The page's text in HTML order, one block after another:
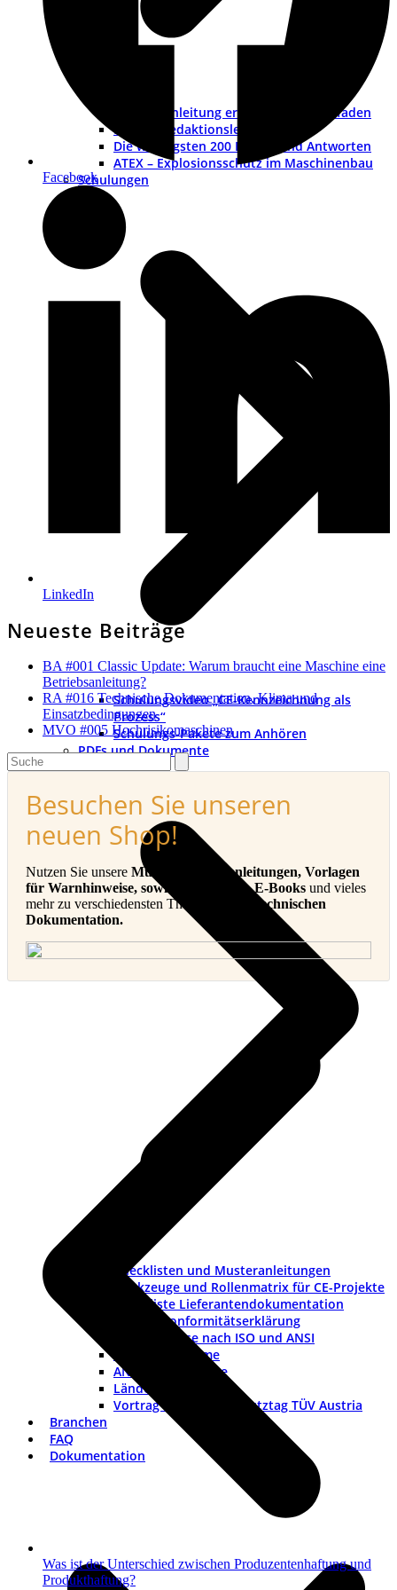
Betriebsanleitung erstellen – ein Leitfaden
Muster-Redaktionsleitfaden
Die wichtigsten 200 Fragen und Antworten
ATEX – Explosionsschutz im Maschinenbau
Schulungen
Schulungsvideo „CE-Kennzeichnung als
Prozess“
Schulungs-Pakete zum Anhören
PDFs und Dokumente
Checklisten und Musteranleitungen
Werkzeuge und Rollenmatrix für CE-Projekte
Checkliste Lieferantendokumentation
Muster-Konformitätserklärung
Warnhinweise nach ISO und ANSI
ISO-Piktogramme
ANSI-Piktogramme
Länderkennzeichen
Vortrag Explosionsschutztag TÜV Austria
Branchen
FAQ
Dokumentation
Facebook
LinkedIn
Neueste Beiträge
BA #001 Classic Update: Warum braucht eine Maschine eine
Betriebsanleitung?
RA #016 Technische Dokumentation, Klima und
Einsatzbedingungen
MVO #005 Hochrisikomaschinen
Search
Besuchen Sie unseren
neuen Shop!
Nutzen Sie unsere Muster-Betriebsanleitungen, Vorlagen
für Warnhinweise, sowie Checklisten, E-Books und vieles
mehr zu verschiedensten Themen in der
Technischen
Dokumentation.
Was ist der Unterschied zwischen Produzentenhaftung und
Produkthaftung?